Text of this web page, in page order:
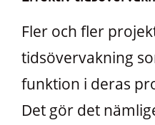
Fler och fler
tidsövervakning
funktion i deras
Det gör det